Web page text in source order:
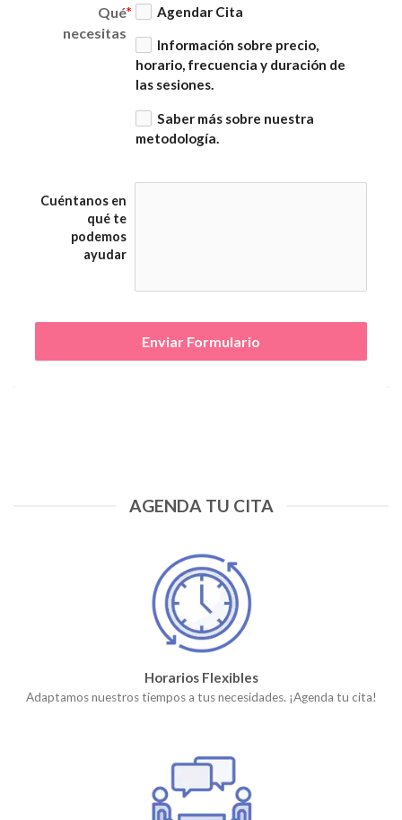
Qué
necesitas
Agendar Cita
Información sobre precio,
horario, frecuencia y duración de
las sesiones.
Saber más sobre nuestra
metodología.
Cuéntanos en
qué te
podemos
ayudar
Enviar Formulario
AGENDA TU CITA
Horarios Flexibles
Adaptamos nuestros tiempos a tus necesidades. ¡Agenda tu cita!